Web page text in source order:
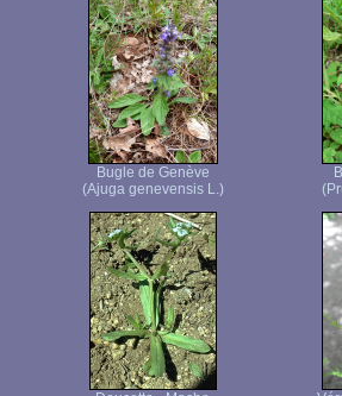
Bugle de Genève
(Ajuga genevensis L.)